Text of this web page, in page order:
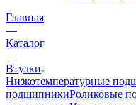
Главная
—
Каталог
—
Втулки
Низкотемпературные
подшипникиРоликовые